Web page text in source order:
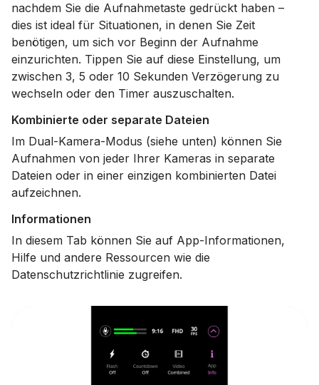
nachdem Sie die Aufnahmetaste gedrückt haben –
dies ist ideal für Situationen, in denen Sie Zeit
benötigen, um sich vor Beginn der Aufnahme
einzurichten. Tippen Sie auf diese Einstellung, um
zwischen 3, 5 oder 10 Sekunden Verzögerung zu
wechseln oder den Timer auszuschalten.
Kombinierte oder separate Dateien
Im Dual-Kamera-Modus (siehe unten) können Sie
Aufnahmen von jeder Ihrer Kameras in separate
Dateien oder in einer einzigen kombinierten Datei
aufzeichnen.
Informationen
In diesem Tab können Sie auf App-Informationen,
Hilfe und andere Ressourcen wie die
Datenschutzrichtlinie zugreifen.